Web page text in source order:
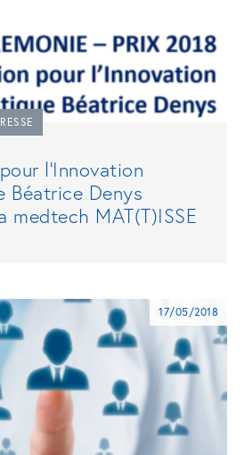
l’Innovation
Béatrice Denys
medtech MAT(T)ISSE
17/05/2018